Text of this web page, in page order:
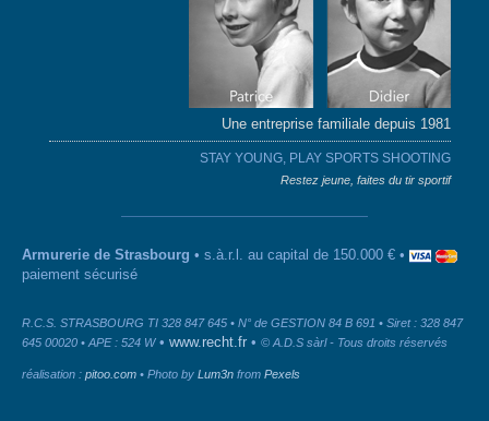
Une entreprise familiale depuis 1981
STAY YOUNG, PLAY SPORTS SHOOTING
Restez jeune, faites du tir sportif
Armurerie de Strasbourg • s.à.r.l. au capital de 150.000 € •
paiement sécurisé
R.C.S. STRASBOURG TI 328 847 645 • N° de GESTION 84 B 691 • Siret : 328 847
645 00020 • APE : 524 W• www.recht.fr • © A.D.S sàrl - Tous droits réservés
réalisation : pitoo.com • Photo by Lum3n from Pexels